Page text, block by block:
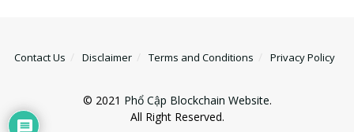
Contact Us Disclaimer Terms and Conditions Privacy Policy
© 2021 Phổ Cập Blockchain Website.
All Right Reserved.